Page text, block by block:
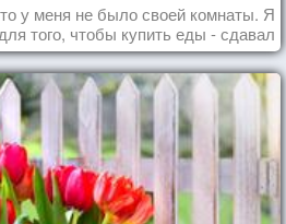
у меня не было своей комнаты. Я
того, чтобы купить еды - сдавал
из под кока-колы"